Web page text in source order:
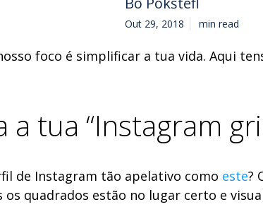
Out 29, 2018 min read
foco é simplificar a tua vida. Aqui
a tua “Instagram
de Instagram tão apelativo como este?
quadrados estão no lugar certo e